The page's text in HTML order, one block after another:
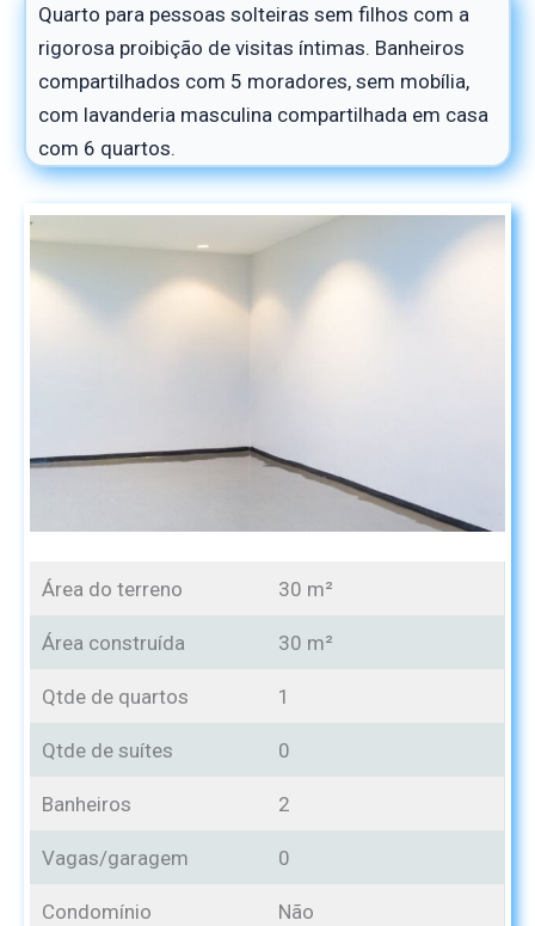
Quarto para pessoas solteiras sem filhos com a
rigorosa proibição de visitas íntimas. Banheiros
compartilhados com 5 moradores, sem mobília,
com lavanderia masculina compartilhada em casa
com 6 quartos.
Área do terreno 30 m²
Área construída 30 m²
Qtde de quartos 1
Qtde de suítes 0
Banheiros 2
Vagas/garagem 0
Condomínio Não